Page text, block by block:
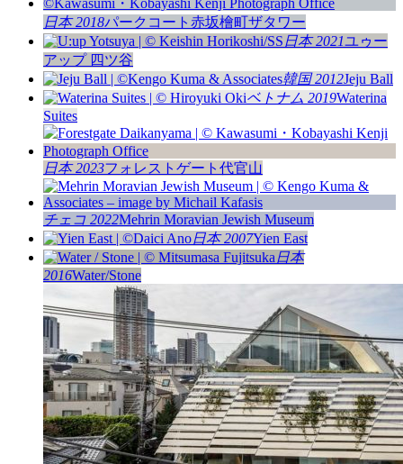
日本 2018パークコート赤坂檜町ザタワー
日本 2021ユゥー
アップ 四ツ谷
韓国 2012Jeju Ball
ベトナム 2019Waterina
Suites
日本 2023フォレストゲート代官山
チェコ 2022Mehrin Moravian Jewish Museum
日本 2007Yien East
日本
2016Water/Stone